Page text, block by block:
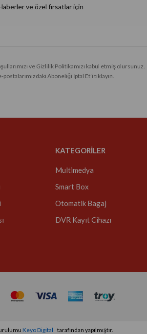
ve özel fırsatlar için
ve Gizlilik Politikamızı kabul etmiş olursunuz.
postalarımızdaki Aboneliği İptal Et’i tıklayın.
KATEGORİLER
Multimedya
Smart Box
Otomatik Bagaj
DVR Kayıt Cihazı
Keyo Digital tarafından yapılmıştır.